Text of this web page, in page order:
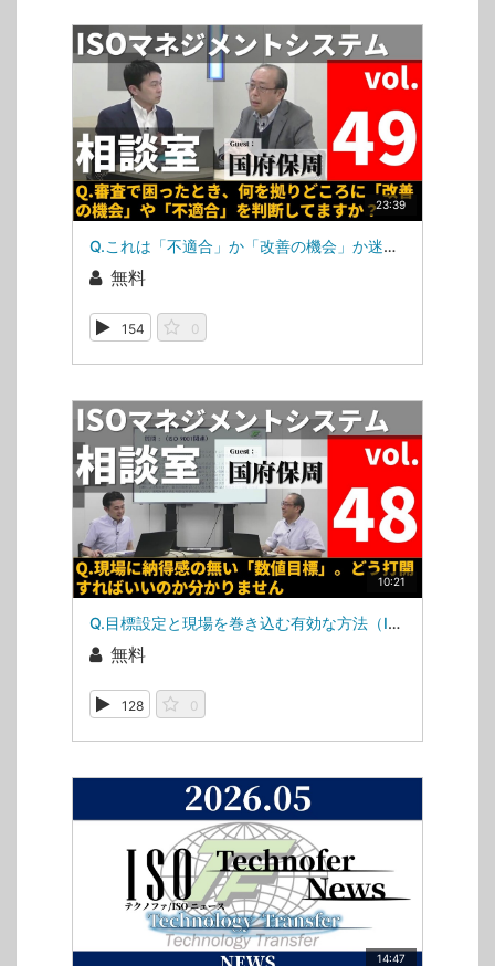
23:39
Q.これは「不適合」か「改善の機会」か迷ったとき（ISOマネジメントシステム相談室・第49回）
無料
154 0
10:21
Q.目標設定と現場を巻き込む有効な方法（ISOマネジメントシステム相談室・第48回）
無料
128 0
14:47